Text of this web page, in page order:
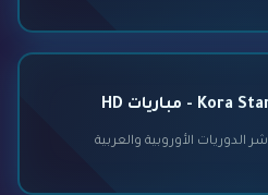
الدوريات الأوروبية والعربية